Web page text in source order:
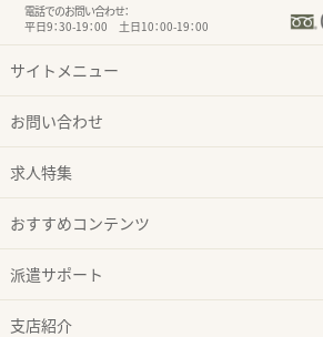
電話でのお問い合わせ：
平日9：30-19：00 土日10：00-19：00
サイトメニュー
お問い合わせ
求人特集
おすすめコンテンツ
派遣サポート
支店紹介